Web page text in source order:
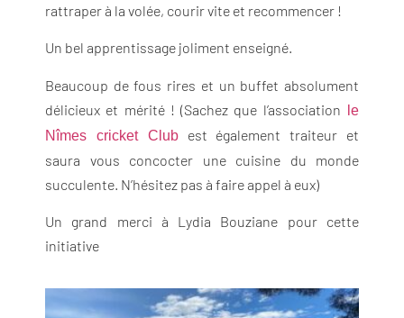
rattraper à la volée, courir vite et recommencer !
Un bel apprentissage joliment enseigné.
Beaucoup de fous rires et un buffet absolument
délicieux et mérité ! (Sachez que l’association le
Nîmes cricket Clubest également traiteur et
saura vous concocter une cuisine du monde
succulente. N’hésitez pas à faire appel à eux)
Un grand merci à Lydia Bouziane pour cette
initiative